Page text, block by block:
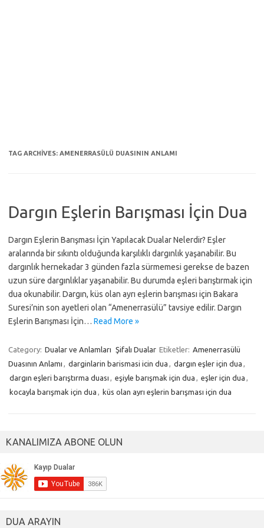
TAG ARCHIVES: AMENERRASÜLÜ DUASININ ANLAMI
Dargın Eşlerin Barışması İçin Dua
Dargın Eşlerin Barışması İçin Yapılacak Dualar Nelerdir? Eşler
aralarında bir sıkıntı olduğunda karşılıklı dargınlık yaşanabilir. Bu
dargınlık hernekadar 3 günden fazla sürmemesi gerekse de bazen
uzun süre dargınlıklar yaşanabilir. Bu durumda eşleri barıştırmak için
dua okunabilir. Dargın, küs olan ayrı eşlerin barışması için Bakara
Suresi’nin son ayetleri olan “Amenerrasülü” tavsiye edilir. Dargın
Eşlerin Barışması İçin… Read More »
Category: Dualar ve Anlamları Şifalı Dualar Etiketler: Amenerrasülü
Duasının Anlamı , darginlarin barismasi icin dua , dargın eşler için dua ,
dargın eşleri barıştırma duası , eşiyle barışmak için dua , eşler için dua ,
kocayla barışmak için dua , küs olan ayrı eşlerin barışması için dua
KANALIMIZA ABONE OLUN
DUA ARAYIN